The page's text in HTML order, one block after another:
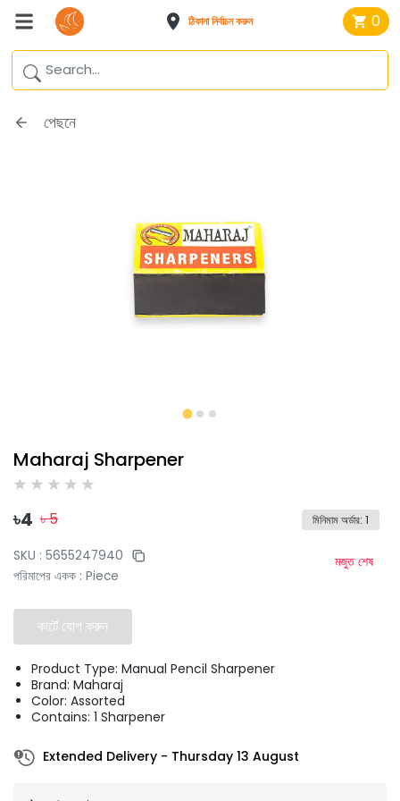
ঠিকানা নির্বাচন করুন 0
পেছনে
Maharaj Sharpener
৳4 ৳5 মিনিমাম অর্ডার: 1
SKU : 5655247940
পরিমাপের একক : Piece
মজুত শেষ
কার্টে যোগ করুন
Product Type: Manual Pencil Sharpener
Brand: Maharaj
Color: Assorted
Contains: 1 Sharpener
Extended Delivery - Thursday 13 August